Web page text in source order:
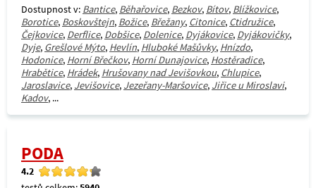
Dostupnost v: Bantice, Běhařovice, Bezkov, Bítov, Blížkovice,
Borotice, Boskovštejn, Božice, Břežany, Citonice, Ctidružice,
Čejkovice, Derflice, Dobšice, Dolenice, Dyjákovice, Dyjákovičky,
Dyje, Grešlové Mýto, Hevlín, Hluboké Mašůvky, Hnízdo,
Hodonice, Horní Břečkov, Horní Dunajovice, Hostěradice,
Hrabětice, Hrádek, Hrušovany nad Jevišovkou, Chlupice,
Jaroslavice, Jevišovice, Jezeřany-Maršovice, Jiřice u Miroslavi,
Kadov, ...
PODA
4.2